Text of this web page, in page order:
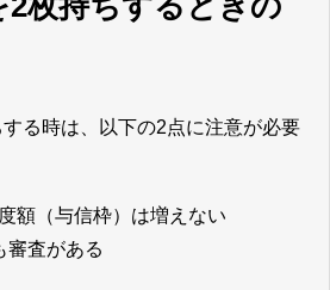
る時は、以下の2点に注意が必要
額（与信枠）は増えない
審査がある